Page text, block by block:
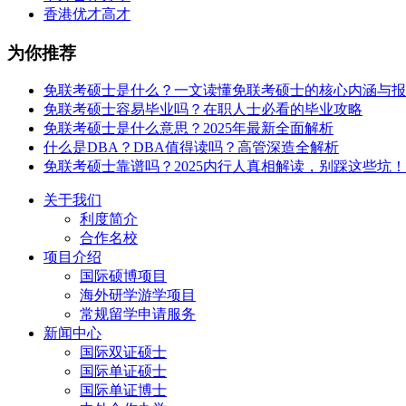
香港优才高才
为你推荐
免联考硕士是什么？一文读懂免联考硕士的核心内涵与
免联考硕士容易毕业吗？在职人士必看的毕业攻略
免联考硕士是什么意思？2025年最新全面解析
什么是DBA？DBA值得读吗？高管深造全解析
免联考硕士靠谱吗？2025内行人真相解读，别踩这些坑！
关于我们
利度简介
合作名校
项目介绍
国际硕博项目
海外研学游学项目
常规留学申请服务
新闻中心
国际双证硕士
国际单证硕士
国际单证博士